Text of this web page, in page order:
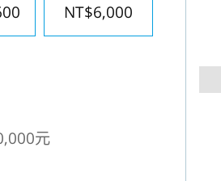
NT$6,000
元